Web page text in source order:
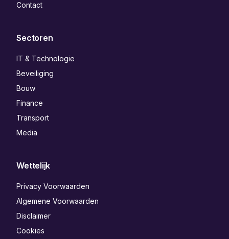
Contact
Sectoren
IT & Technologie
Beveiliging
Bouw
Finance
Transport
Media
Wettelijk
Privacy Voorwaarden
Algemene Voorwaarden
Disclaimer
Cookies